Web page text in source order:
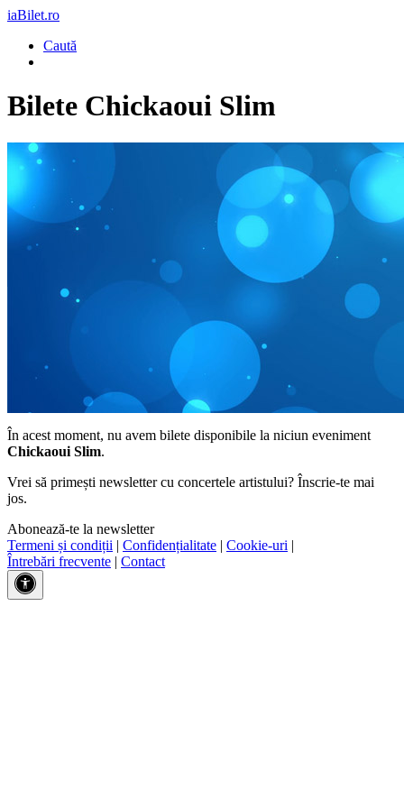
iaBilet.ro
Caută
Bilete Chickaoui Slim
În acest moment, nu avem bilete disponibile la niciun eveniment
Chickaoui Slim.
Vrei să primești newsletter cu concertele artistului? Înscrie-te mai
jos.
Abonează-te la newsletter
Termeni și condiții | Confidențialitate | Cookie-uri |
Întrebări frecvente | Contact